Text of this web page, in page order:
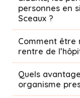
personnes en
Sceaux ?
Comment être
rentre de
Quels
organisme